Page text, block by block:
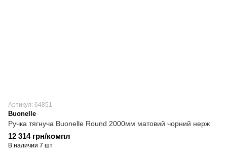
Артикул: 64851
Buonelle
Ручка тягнуча Buonelle Round 2000мм матовий чорний нерж
12 314 грн/компл
В наличии 7 шт